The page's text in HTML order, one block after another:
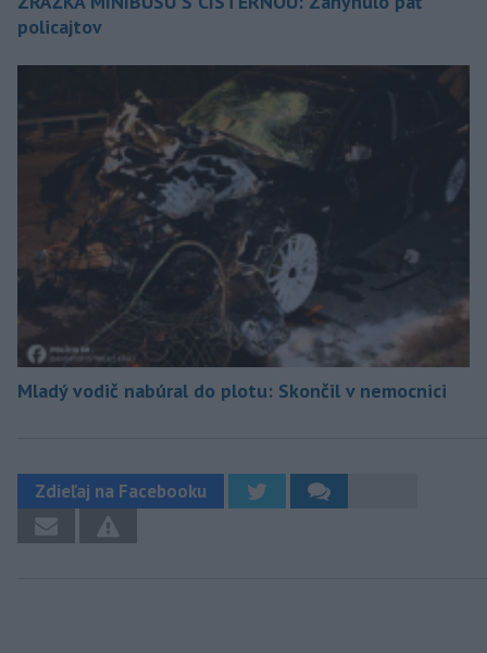
policajtov
Mladý vodič nabúral do plotu: Skončil v nemocnici
Zdieľaj na Facebooku